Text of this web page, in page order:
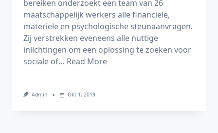
bereiken onderzoekt een team van 26
maatschappelijk werkers alle financiële,
materiele en psychologische steunaanvragen.
Zij verstrekken eveneens alle nuttige
inlichtingen om een oplossing te zoeken voor
sociale of… Read More
Admin Okt 1, 2019